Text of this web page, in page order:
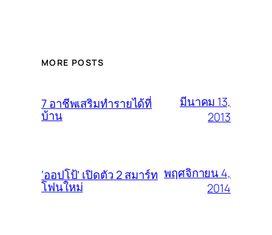
MORE POSTS
7 อาชีพเสริมทำรายได้ที่
บ้าน
มีนาคม 13,
2013
‘ออปโป้’ เปิดตัว 2 สมาร์ท
โฟนใหม่
พฤศจิกายน 4,
2014